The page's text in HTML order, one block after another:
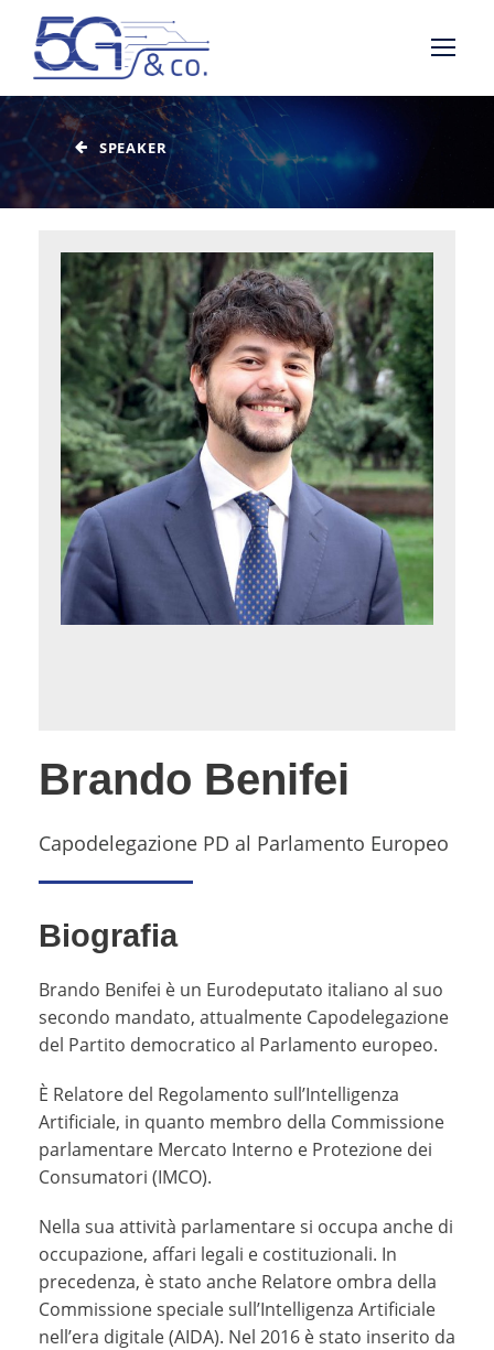
SPEAKER
Brando Benifei
Capodelegazione PD al Parlamento Europeo
Biografia
Brando Benifei è un Eurodeputato italiano al suo
secondo mandato, attualmente Capodelegazione
del Partito democratico al Parlamento europeo.
È Relatore del Regolamento sull’Intelligenza
Artificiale, in quanto membro della Commissione
parlamentare Mercato Interno e Protezione dei
Consumatori (IMCO).
Nella sua attività parlamentare si occupa anche di
occupazione, affari legali e costituzionali. In
precedenza, è stato anche Relatore ombra della
Commissione speciale sull’Intelligenza Artificiale
nell’era digitale (AIDA). Nel 2016 è stato inserito da